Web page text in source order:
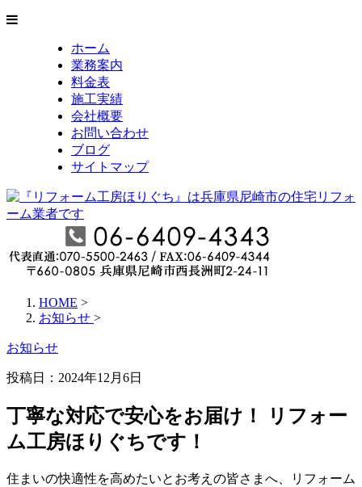
ホーム
業務案内
料金表
施工実績
会社概要
お問い合わせ
ブログ
サイトマップ
HOME >
お知らせ >
お知らせ
投稿日：2024年12月6日
丁寧な対応で安心をお届け！ リフォー
ム工房ほりぐちです！
住まいの快適性を高めたいとお考えの皆さまへ、リフォーム